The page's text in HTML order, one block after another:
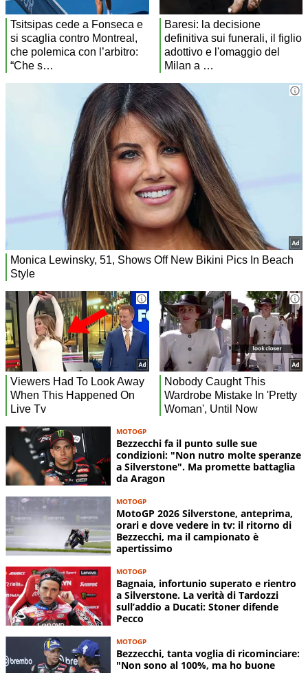
MOTOGP
Bezzecchi fa il punto sulle sue
condizioni: "Non nutro molte speranze
a Silverstone". Ma promette battaglia
da Aragon
MOTOGP
MotoGP 2026 Silverstone, anteprima,
orari e dove vedere in tv: il ritorno di
Bezzecchi, ma il campionato è
apertissimo
MOTOGP
Bagnaia, infortunio superato e rientro
a Silverstone. La verità di Tardozzi
sull’addio a Ducati: Stoner difende
Pecco
MOTOGP
Bezzecchi, tanta voglia di ricominciare:
"Non sono al 100%, ma ho buone